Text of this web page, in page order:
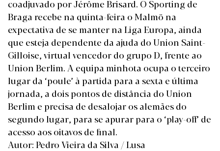
coadjuvado por Jérôme Brisard. O Sporting de
Braga recebe na quinta-feira o Malmö na
expectativa de se manter na Liga Europa, ainda
que esteja dependente da ajuda do Union Saint-
Gilloise, virtual vencedor do grupo D, frente ao
Union Berlim. A equipa minhota ocupa o terceiro
lugar da ‘poule’ à partida para a sexta e última
jornada, a dois pontos de distância do Union
Berlim e precisa de desalojar os alemães do
segundo lugar, para se apurar para o ‘play-off’ de
acesso aos oitavos de final.
Autor: Pedro Vieira da Silva / Lusa